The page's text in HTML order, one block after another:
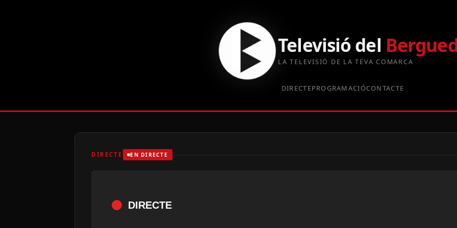
Televisió del
LA TELEVISIÓ DE LA TEVA COMARCA
DIRECTEPROGRAMACIÓCONTACTE
DIRECTE EN DIRECTE
DIRECTE